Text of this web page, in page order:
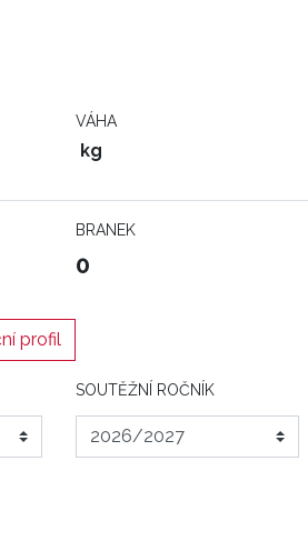
VÁHA
kg
BRANEK
0
profil
SOUTĚŽNÍ ROČNÍK